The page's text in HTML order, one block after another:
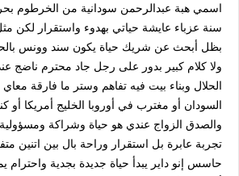
سنة عزباء عايشة حياتي بهدوء واستقرار لكن
بظل أبحث عن شريك حياة يكون سند وونس
ولا كلام كبير بدور على رجل جاد محترم ناضج
الحلال وبناء بيت فيه تفاهم وستر ما فارقة
السودان أو مغترب في أوروبا الخليج أمريكا أو
والصدق الزواج عندي هو حياة وشراكة
تجربة عابرة بل استقرار وراحة بال بين اتنين
حاسس إنو داير يبدأ حياة جديدة بجدية